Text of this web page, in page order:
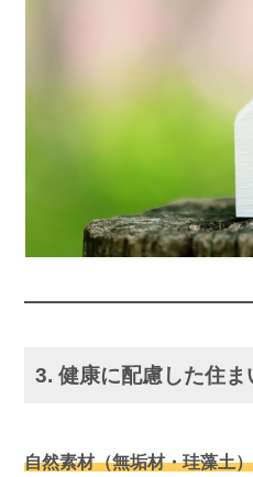
3. 健康に配慮した住ま
自然素材（無垢材・珪藻土